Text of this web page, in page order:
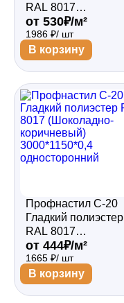
RAL 8017
(Шоколадно-
коричневый)
3000*1150*0,5
односторонний
от 530₽/м²
1986 ₽/ шт
В корзину
Профнастил С-20
Гладкий полиэстер
RAL 8017
(Шоколадно-
коричневый)
3000*1150*0,4
односторонний
от 444₽/м²
1665 ₽/ шт
В корзину